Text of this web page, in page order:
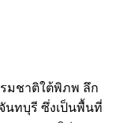
รมชาติใต้พิภพ ลึก
นทบุรี ซึ่งเป็นพื้นที่